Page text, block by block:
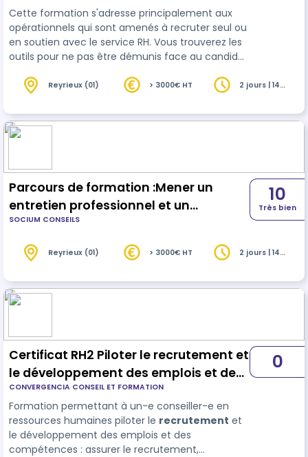
Cette formation s'adresse principalement aux
opérationnels qui sont amenés à recruter seul ou
en soutien avec le service RH. Vous trouverez les
outils pour ne pas être démunis face au candidat
la loi. L'entretien d'embauche est un entretien de
contrairement aux idées reçues ne se fait pas au
feeling.Vous n'avez pas le droit à l'erreur alors
Reyrieux (01) > 3000€ HT
2 jours | 14
Parcours de formation :Mener un
entretien professionnel et un
entretien d'évaluation
SOCIUM CONSEILS
10
Très bien
Reyrieux (01) > 3000€ HT
2 jours | 14
Certificat RH2 Piloter le recrutement et
le développement des emplois et des
compétences dans la fonction
publique territoriale
CONVERGENCIA CONSEIL ET FORMATION
Formation permettant à un-e conseiller-e en
ressources humaines piloter le recrutement et
le développement des emplois et des
compétences : assurer le recrutement,
0